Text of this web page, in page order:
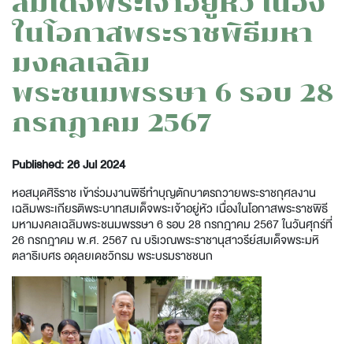
ในโอกาสพระราชพิธีมหา
มงคลเฉลิม
พระชนมพรรษา 6 รอบ 28
กรกฎาคม 2567
Published: 26 Jul 2024
หอสมุดศิริราช เข้าร่วมงานพิธีทำบุญตักบาตรถวายพระราชกุศลงาน
เฉลิมพระเกียรติพระบาทสมเด็จพระเจ้าอยู่หัว เนื่องในโอกาสพระราชพิธี
มหามงคลเฉลิมพระชนมพรรษา 6 รอบ 28 กรกฎาคม 2567 ในวันศุกร์ที่
26 กรกฎาคม พ.ศ. 2567 ณ บริเวณพระราชานุสาวรีย์สมเด็จพระมหิ
ตลาธิเบศร อดุลยเดชวิกรม พระบรมราชชนก